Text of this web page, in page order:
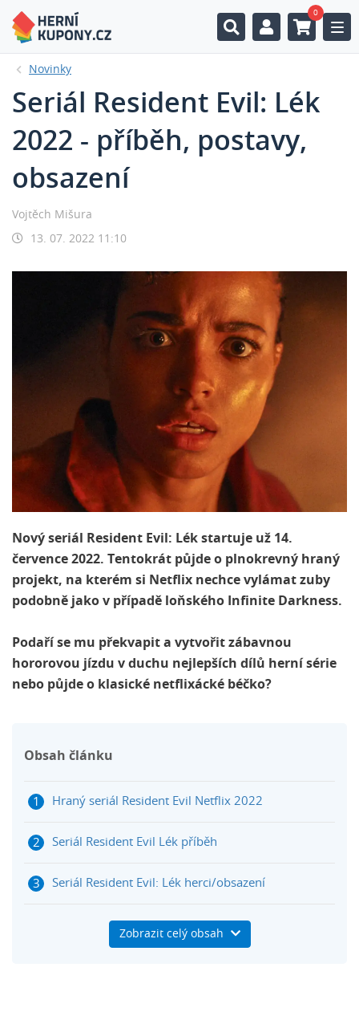
0
Novinky
Seriál Resident Evil: Lék
2022 - příběh, postavy,
obsazení
Vojtěch Mišura
13. 07. 2022 11:10
Nový seriál Resident Evil: Lék startuje už 14.
července 2022. Tentokrát půjde o plnokrevný hraný
projekt, na kterém si Netflix nechce vylámat zuby
podobně jako v případě loňského Infinite Darkness.
Podaří se mu překvapit a vytvořit zábavnou
hororovou jízdu v duchu nejlepších dílů herní série
nebo půjde o klasické netflixácké béčko?
Obsah článku
Hraný seriál Resident Evil Netflix 2022
Seriál Resident Evil Lék příběh
Seriál Resident Evil: Lék herci/obsazení
Seriál Resident Evil Lék 2022 díly a datum
Zobrazit celý obsah